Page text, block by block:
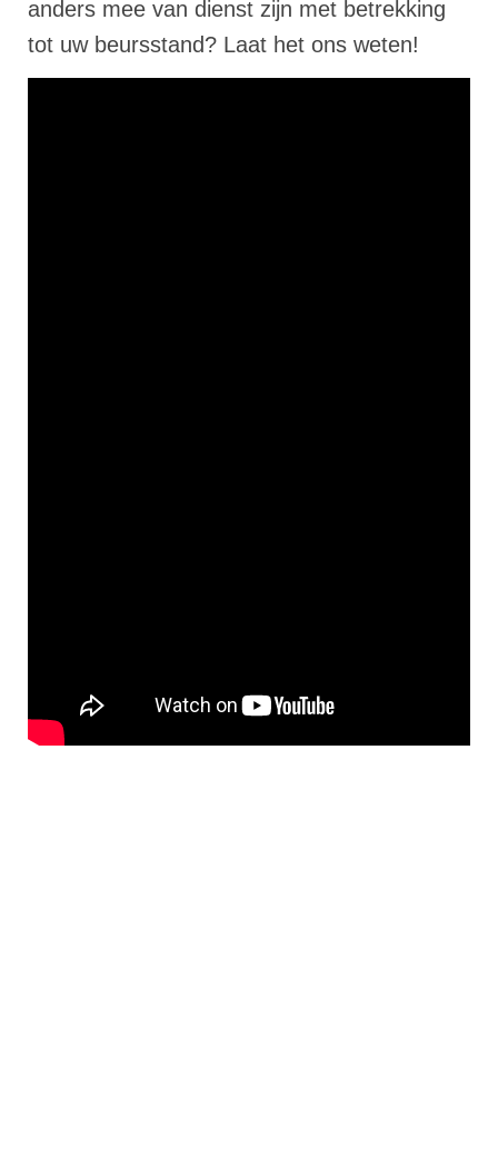
anders mee van dienst zijn met betrekking
tot uw beursstand? Laat het ons weten!